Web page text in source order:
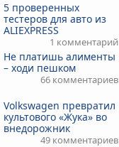
5 проверенных
тестеров для авто из
ALIEXPRESS
1 комментарий
Не платишь алименты
– ходи пешком
66 комментариев
Volkswagen превратил
культового «Жука» во
внедорожник
49 комментариев